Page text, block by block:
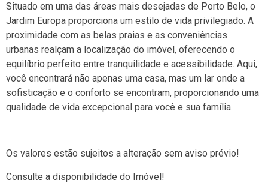
Situado em uma das áreas mais desejadas de Porto Belo, o
Jardim Europa proporciona um estilo de vida privilegiado. A
proximidade com as belas praias e as conveniências
urbanas realçam a localização do imóvel, oferecendo o
equilíbrio perfeito entre tranquilidade e acessibilidade. Aqui,
você encontrará não apenas uma casa, mas um lar onde a
sofisticação e o conforto se encontram, proporcionando uma
qualidade de vida excepcional para você e sua família.
Os valores estão sujeitos a alteração sem aviso prévio!
Consulte a disponibilidade do Imóvel!